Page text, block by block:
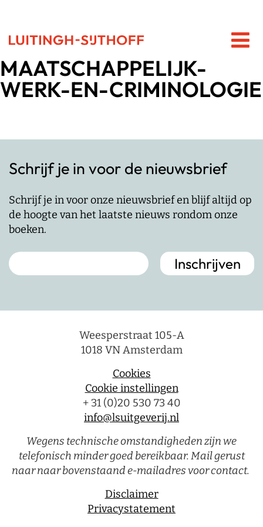
MAATSCHAPPELIJK-
WERK-EN-CRIMINOLOGIE
Schrijf je in voor de nieuwsbrief
Schrijf je in voor onze nieuwsbrief en blijf altijd op
de hoogte van het laatste nieuws rondom onze
boeken.
Weesperstraat 105-A
1018 VN Amsterdam
Cookies
Cookie instellingen
+ 31 (0)20 530 73 40
info@lsuitgeverij.nl
Wegens technische omstandigheden zijn we
telefonisch minder goed bereikbaar. Mail gerust
naar naar bovenstaand e-mailadres voor contact.
Disclaimer
Privacystatement